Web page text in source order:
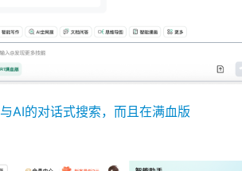
AI的对话式搜索，而且在满血版